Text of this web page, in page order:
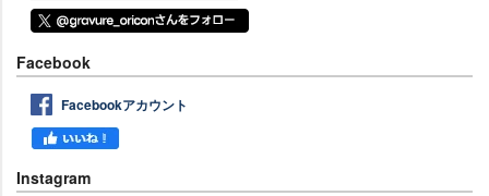
Facebook
Facebookアカウント
Instagram